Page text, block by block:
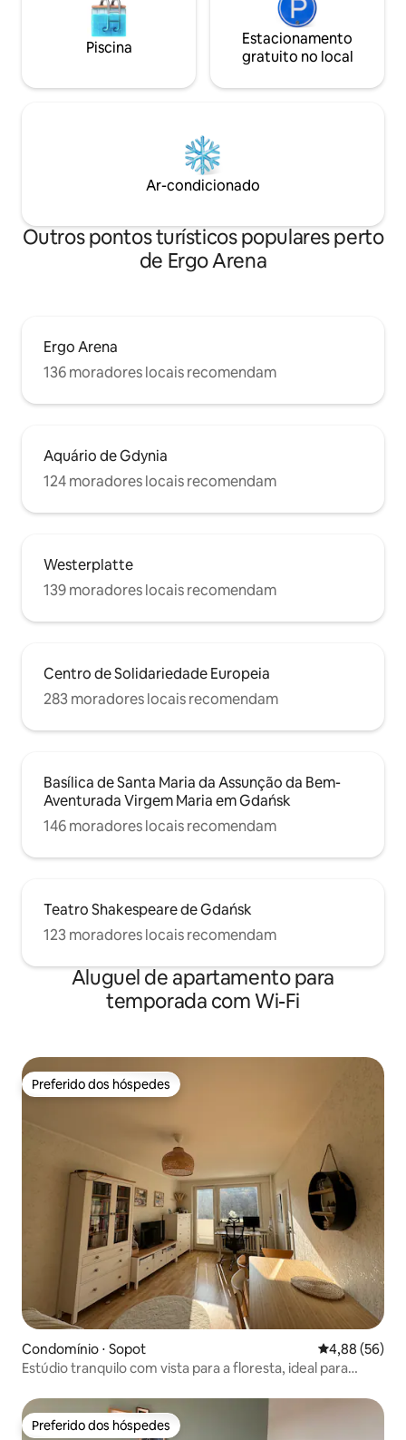
Piscina
Estacionamento
gratuito no local
Ar-condicionado
Outros pontos turísticos populares perto
de Ergo Arena
Ergo Arena
136 moradores locais recomendam
Aquário de Gdynia
124 moradores locais recomendam
Westerplatte
139 moradores locais recomendam
Centro de Solidariedade Europeia
283 moradores locais recomendam
Basílica de Santa Maria da Assunção da Bem-
Aventurada Virgem Maria em Gdańsk
146 moradores locais recomendam
Teatro Shakespeare de Gdańsk
123 moradores locais recomendam
Aluguel de apartamento para
temporada com Wi-Fi
Preferido dos hóspedes
Preferido dos hóspedes
Condomínio ⋅ Sopot 4,88 de uma
4,88 (56)
Estúdio tranquilo com vista para a floresta, ideal para
Preferido dos hóspedes
Preferido dos hóspedes